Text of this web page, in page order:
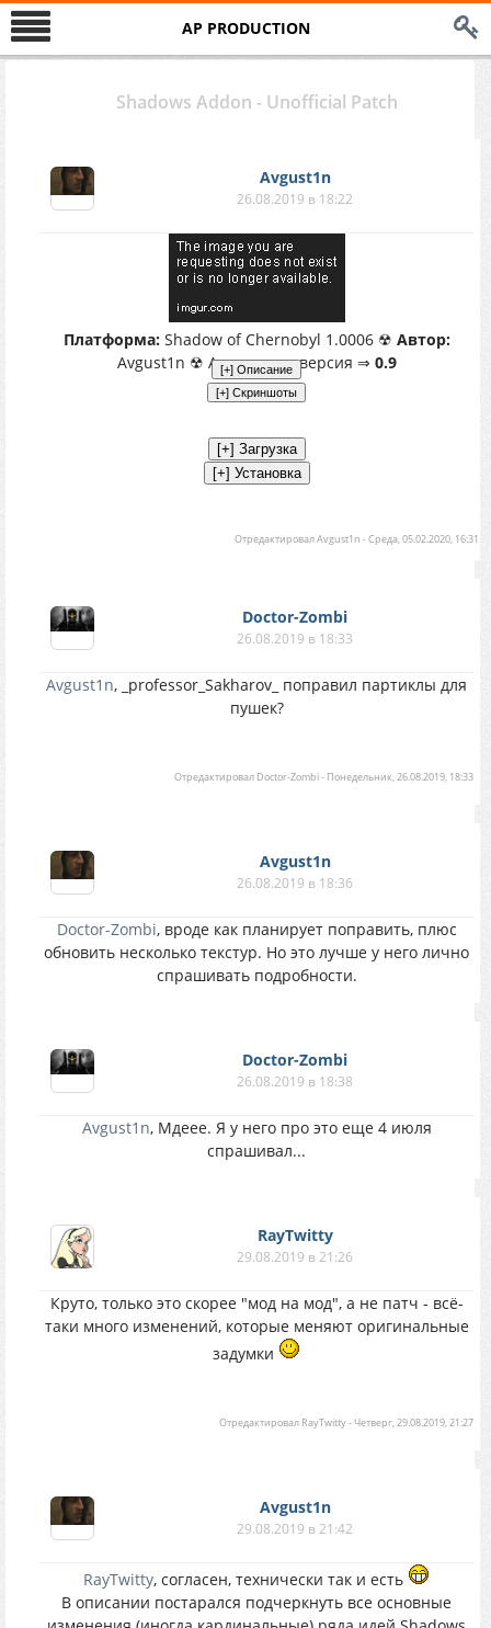
AP PRODUCTION
Shadows Addon - Unofficial Patch
Avgust1n
26.08.2019 в 18:22
Платформа:Shadow of Chernobyl 1.0006 ☢ Автор:
Avgust1n ☢ Актуальная версия ⇒ 0.9
ОтредактировалAvgust1n -Среда, 05.02.2020, 16:31
Doctor-Zombi
26.08.2019 в 18:33
Avgust1n, _professor_Sakharov_ поправил партиклы для
пушек?
Отредактировал Doctor-Zombi- Понедельник, 26.08.2019, 18:33
Avgust1n
26.08.2019 в 18:36
Doctor-Zombi, вроде как планирует поправить, плюс
обновить несколько текстур. Но это лучше у него лично
спрашивать подробности.
Doctor-Zombi
26.08.2019 в 18:38
Avgust1n, Мдеее. Я у него про это еще 4 июля
спрашивал...
RayTwitty
29.08.2019 в 21:26
Круто, только это скорее "мод на мод", а не патч - всё-
таки много изменений, которые меняют оригинальные
задумки
Отредактировал RayTwitty-Четверг, 29.08.2019, 21:27
Avgust1n
29.08.2019 в 21:42
RayTwitty, согласен, технически так и есть
В описании постарался подчеркнуть все основные